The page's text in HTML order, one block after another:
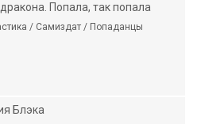
Попала, так попала
/ Самиздат / Попаданцы
Блэка